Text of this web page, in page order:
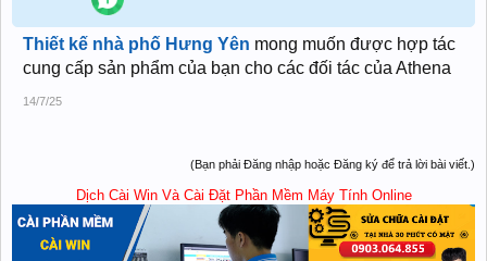
Thiết kế nhà phố Hưng Yên mong muốn được hợp tác
cung cấp sản phẩm của bạn cho các đối tác của Athena
14/7/25
(Bạn phải Đăng nhập hoặc Đăng ký để trả lời bài viết.)
Dịch Cài Win Và Cài Đặt Phần Mềm Máy Tính Online